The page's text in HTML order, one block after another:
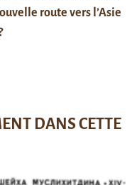
route vers l’Asie
DANS CETTE